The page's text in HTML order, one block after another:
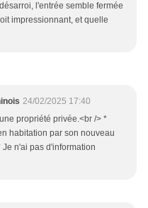
l'entrée semble fermée
impressionnant, et quelle
24/02/2025 17:40
propriété privée.<br /> *
habitation par son nouveau
n'ai pas d'information